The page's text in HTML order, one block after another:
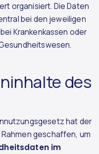
organisiert. Die Daten
bei den jeweiligen
Krankenkassen oder
des
hat der
geschaffen, um
im